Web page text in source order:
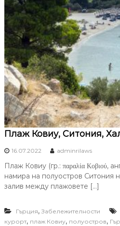
Плаж Ковиу, Ситония,
16.07.2022 adminrilaws
Плаж Ковиу (гр.: παραλία Κοβιού,
намира на полуостров Ситония
залив между плажовете […]
Гърция, Забележителности
курорт, плаж Ковиу, полуостров,